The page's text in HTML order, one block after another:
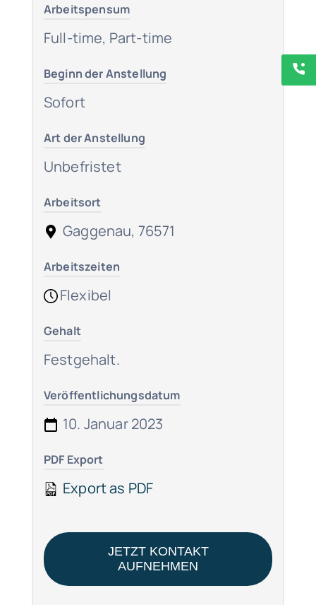
Arbeitspensum
Full-time, Part-time
Beginn der Anstellung
Sofort
Art der Anstellung
Unbefristet
Arbeitsort
Gaggenau, 76571
Arbeitszeiten
Flexibel
Gehalt
Festgehalt.
Veröffentlichungsdatum
10. Januar 2023
PDF Export
Export as PDF
JETZT KONTAKT
AUFNEHMEN